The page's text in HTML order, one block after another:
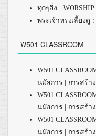
ทุกๆสิ่ง : WORSHIP
พระเจ้าทรงเลี้ยงดู :
W501 CLASSROOM
W501
นมัสการ | การสร้า
W501
นมัสการ | การสร้า
W501
นมัสการ | การสร้าง